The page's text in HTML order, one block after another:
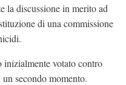
la discussione in merito ad
di una commissione
inizialmente votato contro
secondo momento.